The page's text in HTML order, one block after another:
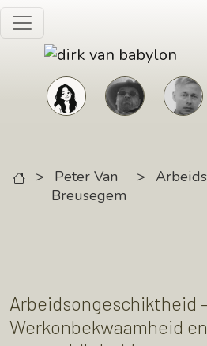
Skip to main content
>
Peter Van
Breusegem
>
Arbeidsongeschiktheid
Werkonbekwaamheid